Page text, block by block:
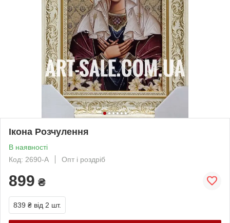
Ікона Розчулення
В наявності
Код: 2690-A
Опт і роздріб
899 ₴
839 ₴ від 2 шт.